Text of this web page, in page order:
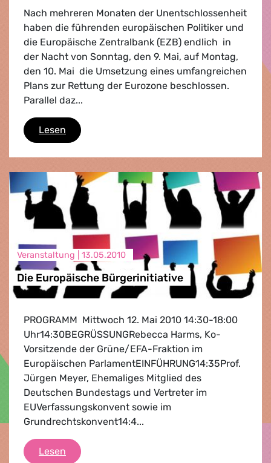
Nach mehreren Monaten der Unentschlossenheit
haben die führenden europäischen Politiker und
die Europäische Zentralbank (EZB) endlich  in
der Nacht von Sonntag, den 9. Mai, auf Montag,
den 10. Mai  die Umsetzung eines umfangreichen
Plans zur Rettung der Eurozone beschlossen.
Parallel daz...
Lesen Kein Ausweg aus der Krise ohne
Veranstaltung | 13.05.2010
Die Europäische Bürgerinitiative
PROGRAMM Mittwoch 12. Mai 2010 14:30-18:00
Uhr14:30BEGRÜSSUNGRebecca Harms, Ko-
Vorsitzende der Grüne/EFA-Fraktion im
Europäischen ParlamentEINFÜHRUNG14:35Prof.
Jürgen Meyer, Ehemaliges Mitglied des
Deutschen Bundestags und Vertreter im
EUVerfassungskonvent sowie im
Grundrechtskonvent14:4...
Lesen Die Europäische Bürgerinitiative